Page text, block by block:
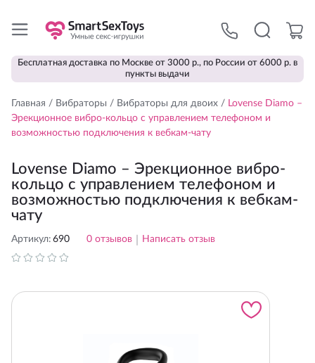
Бесплатная доставка по Москве от 3000 р., по России от 6000 р. в
пункты выдачи
Главная / Вибраторы / Вибраторы для двоих / Lovense Diamo –
Эрекционное вибро-кольцо с управлением телефоном и
возможностью подключения к вебкам-чату
Lovense Diamo – Эрекционное вибро-
кольцо с управлением телефоном и
возможностью подключения к вебкам-
чату
Артикул: 690 0 отзывов Написать отзыв